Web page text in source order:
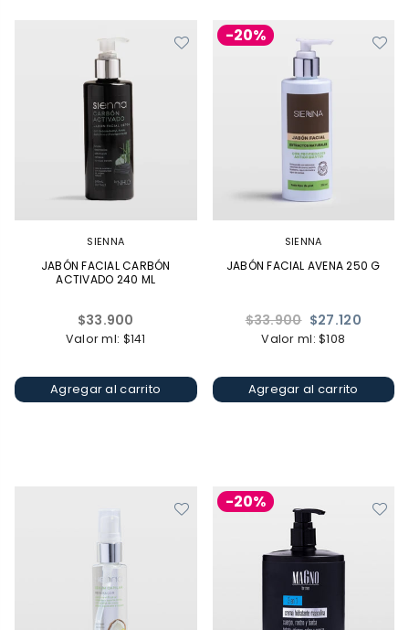
SIENNA
JABÓN FACIAL CARBÓN
ACTIVADO 240 ML
Precio
habitual
$33.900
Valor ml: $141
Agregar al carrito
-20%
SIENNA
JABÓN FACIAL AVENA 250 G
Precio
habitual
$33.900 $27.120
Valor ml: $108
Agregar al carrito
-20%